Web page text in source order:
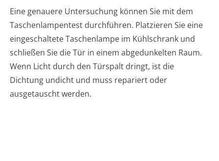
Eine genauere Untersuchung können Sie mit dem
Taschenlampentest durchführen. Platzieren Sie eine
eingeschaltete Taschenlampe im Kühlschrank und
schließen Sie die Tür in einem abgedunkelten Raum.
Wenn Licht durch den Türspalt dringt, ist die
Dichtung undicht und muss repariert oder
ausgetauscht werden.